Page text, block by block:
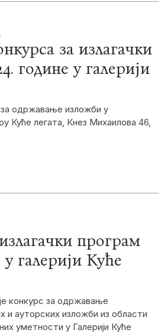
за излагачки
године у галерији
за одржавање изложби у
Куће легата, Кнез Михаилова 46,
програм
у галерији Куће
конкурс за одржавање
и ауторских изложби из области
уметности у Галерији Куће